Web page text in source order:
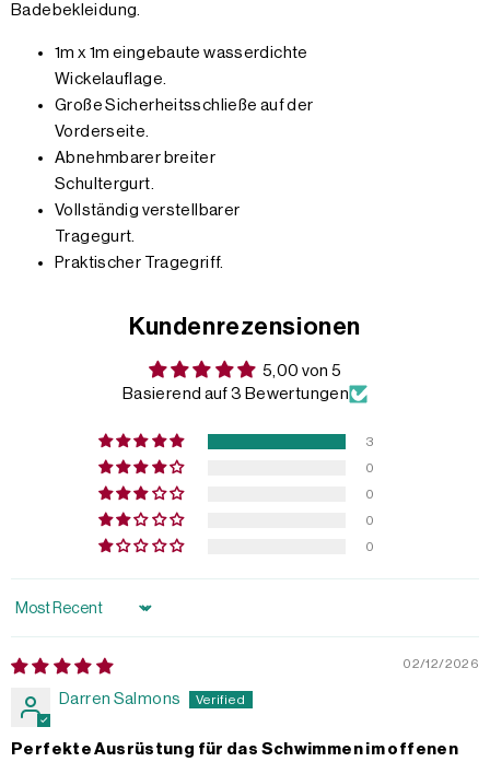
Badebekleidung.
1m x 1m eingebaute wasserdichte
Wickelauflage.
Große Sicherheitsschließe auf der
Vorderseite.
Abnehmbarer breiter
Schultergurt.
Vollständig verstellbarer
Tragegurt.
Praktischer Tragegriff.
Kundenrezensionen
5,00 von 5
Basierend auf 3 Bewertungen
3
0
0
0
0
Sort by
02/12/2026
Darren Salmons
Perfekte Ausrüstung für das Schwimmen im offenen